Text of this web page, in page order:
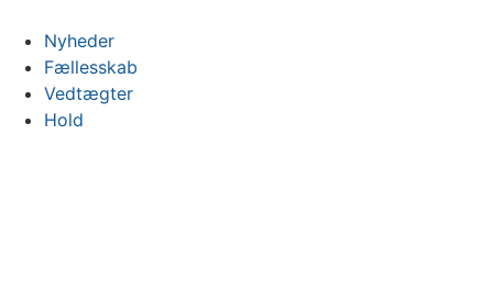
Nyheder
Fællesskab
Vedtægter
Hold